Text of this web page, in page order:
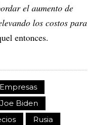
el aumento de
los costos para
entonces.
Empresas
Joe Biden
Rusia